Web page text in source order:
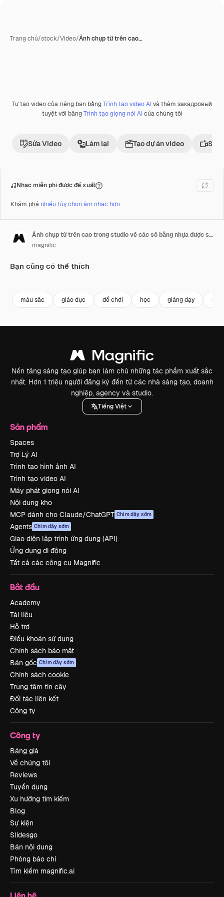
Trang chủ/stock/Video/Ảnh chụp từ trên cao…
Tự tạo video của riêng bạn bằngTrình tạo video AIvà thêm закадровый
tuyệt vời bằngTrình tạo giọng nói AIcủa chúng tôi
Sửa Video Làm lại Tạo dự án video Sử
Nhạc miễn phí được đề xuất
Khám phá nhiều tùy chọn âm nhạc hơn
Ảnh chụp từ trên cao trong studio về các số bằng nhựa được sắp xếp theo thứ tự trên nền vàng
magnific
Bạn cũng có thể thích
màu sắc giáo dục đồ chơi học giảng dạy số
Nền tảng sáng tạo giúp bạn làm chủ những tác phẩm xuất sắc
nhất. Hơn 1 triệu người đăng ký đến từ các nhà sáng tạo, doanh
nghiệp, agency và studio.
Tiếng Việt
Sản phẩm
Spaces
Trợ Lý AI
Trình tạo hình ảnh AI
Trình tạo video AI
Máy phát giọng nói AI
Nội dung kho
MCP dành cho Claude/ChatGPT Chim dậy sớm
Agents Chim dậy sớm
Giao diện lập trình ứng dụng (API)
Ứng dụng di động
Tất cả các công cụ Magnific
Bắt đầu
Academy
Tài liệu
Hỗ trợ
Điều khoản sử dụng
Chính sách bảo mật
Bản gốc Chim dậy sớm
Chính sách cookie
Trung tâm tin cậy
Đối tác liên kết
Công ty
Công ty
Bảng giá
Về chúng tôi
Reviews
Tuyển dụng
Xu hướng tìm kiếm
Blog
Sự kiện
Slidesgo
Bán nội dung
Phòng báo chí
Tìm kiếm magnific.ai